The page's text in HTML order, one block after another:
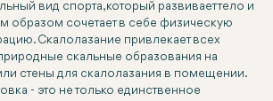
вид спорта, который развивает тело и
образом сочетает в себе физическую
Скалолазание привлекает всех
скальные образования на
стены для скалолазания в помещении.
- это не только единственное